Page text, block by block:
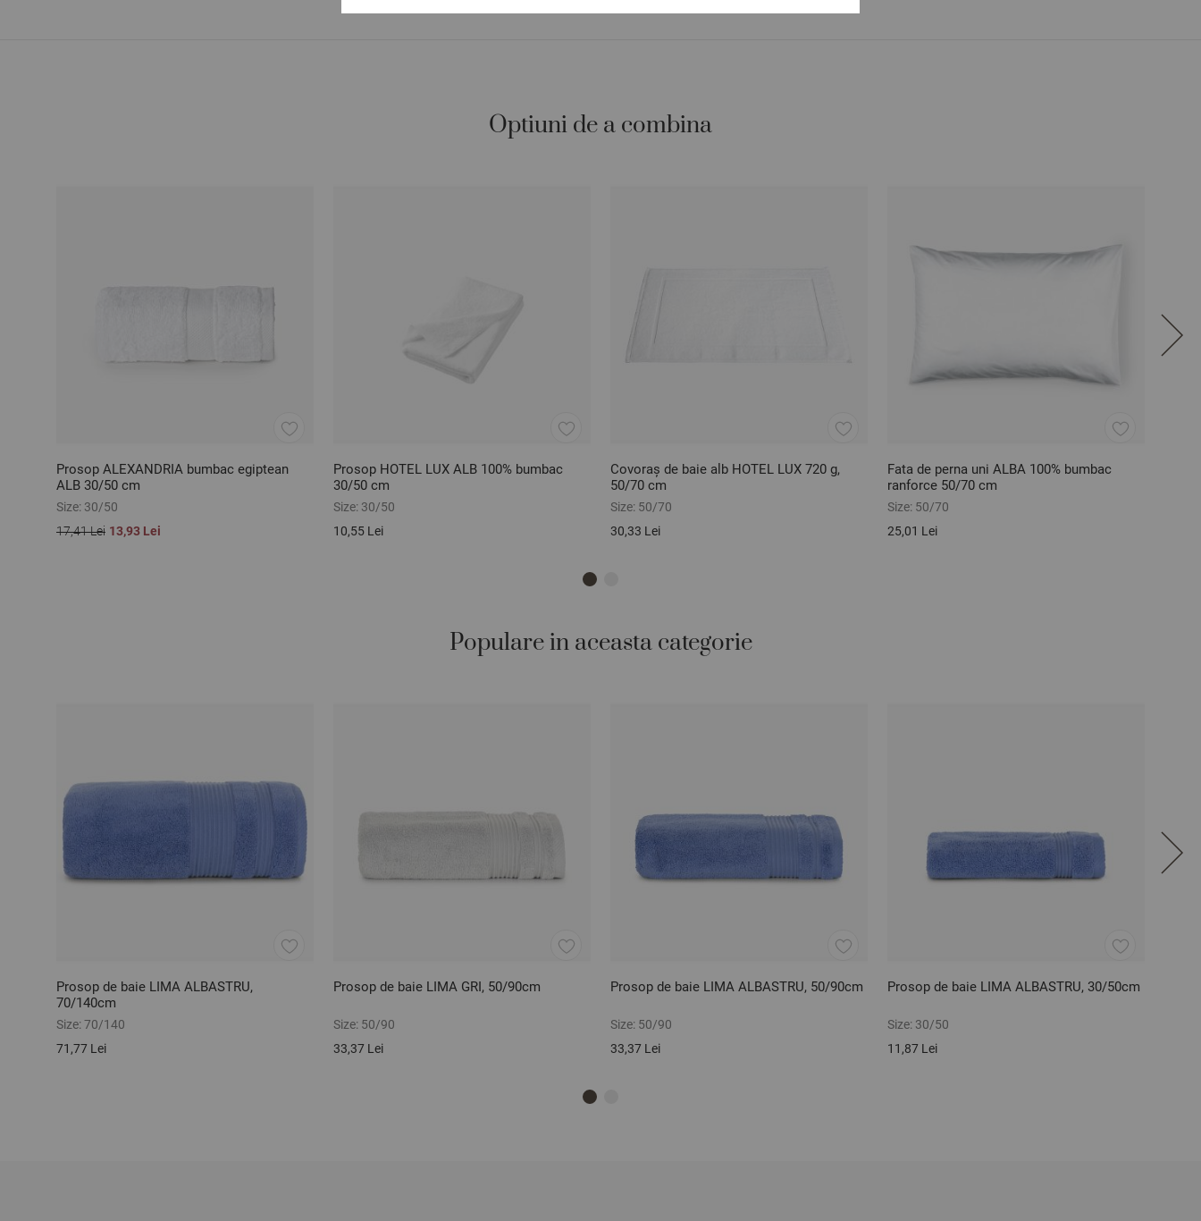
Optiuni de a combina
Prosop ALEXANDRIA bumbac egiptean
ALB 30/50 cm
Size: 30/50
17,41 Lei 13,93 Lei
Prosop HOTEL LUX ALB 100% bumbac
30/50 cm
Size: 30/50
10,55 Lei
Covoraș de baie alb HOTEL LUX 720 g,
50/70 cm
Size: 50/70
30,33 Lei
Fata de perna uni ALBA 100% bumbac
ranforce 50/70 cm
Size: 50/70
25,01 Lei
Populare in aceasta categorie
Prosop de baie LIMA ALBASTRU,
70/140cm
Size:70/140
71,77 Lei
Prosop de baie LIMA GRI, 50/90cm
Size: 50/90
33,37 Lei
Prosop de baie LIMA ALBASTRU, 50/90cm
Size: 50/90
33,37 Lei
Prosop de baie LIMA ALBASTRU, 30/50cm
Size: 30/50
11,87 Lei